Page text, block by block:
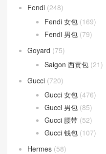
Fendi (248)
Fendi 女包 (169)
Fendi 男包 (79)
Goyard (75)
Saigon 西贡包 (21)
Gucci (720)
Gucci 女包 (476)
Gucci 男包 (85)
Gucci 腰带 (52)
Gucci 钱包 (107)
Hermes (58)